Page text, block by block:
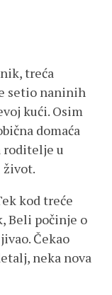
treća
setio naninih
kući. Osim
domaća
roditelje u
život.
kod treće
Beli počinje o
Čekao
neka nova